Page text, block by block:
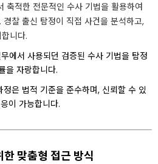
축적한 전문적인 수사 기법을 활용하여
찰 출신 탐정이 직접 사건을 분석하고,
니다.
에서 사용되던 검증된 수사 기법을 탐정
을 자랑합니다.
정은 법적 기준을 준수하며, 신뢰할 수 있
이 가능합니다.
맞춤형 접근 방식